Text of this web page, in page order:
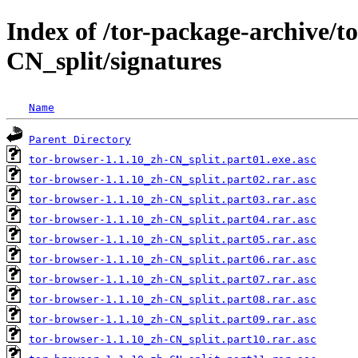
Index of /tor-package-archive/
CN_split/signatures
Name
Parent Directory
tor-browser-1.1.10_zh-CN_split.part01.exe.asc
tor-browser-1.1.10_zh-CN_split.part02.rar.asc
tor-browser-1.1.10_zh-CN_split.part03.rar.asc
tor-browser-1.1.10_zh-CN_split.part04.rar.asc
tor-browser-1.1.10_zh-CN_split.part05.rar.asc
tor-browser-1.1.10_zh-CN_split.part06.rar.asc
tor-browser-1.1.10_zh-CN_split.part07.rar.asc
tor-browser-1.1.10_zh-CN_split.part08.rar.asc
tor-browser-1.1.10_zh-CN_split.part09.rar.asc
tor-browser-1.1.10_zh-CN_split.part10.rar.asc